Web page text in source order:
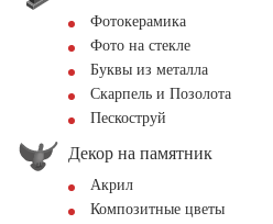
Фотокерамика
Фото на стекле
Буквы из металла
Скарпель и Позолота
Пескоструй
Декор на памятник
Акрил
Композитные цветы